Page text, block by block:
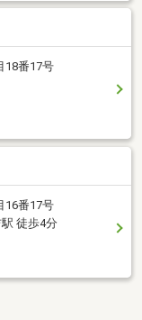
18番17号
16番17号
徒歩4分